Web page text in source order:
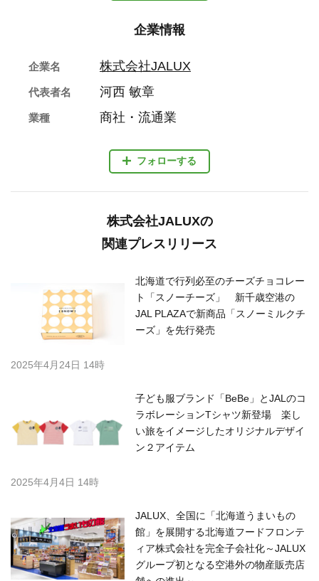
企業情報
フォローする
企業名 株式会社JALUX
代表者名 河西 敏章
業種 商社・流通業
株式会社JALUXの
関連プレスリリース
北海道で行列必至のチーズチョコレー
ト「スノーチーズ」 新千歳空港の
JAL PLAZAで新商品「スノーミルクチ
ーズ」を先行発売
2025年4月24日 14時
子ども服ブランド「BeBe」とJALのコ
ラボレーションTシャツ新登場 楽し
い旅をイメージしたオリジナルデザイ
ン２アイテム
2025年4月4日 14時
JALUX、全国に「北海道うまいもの
館」を展開する北海道フードフロンテ
ィア株式会社を完全子会社化～JALUX
グループ初となる空港外の物産販売店